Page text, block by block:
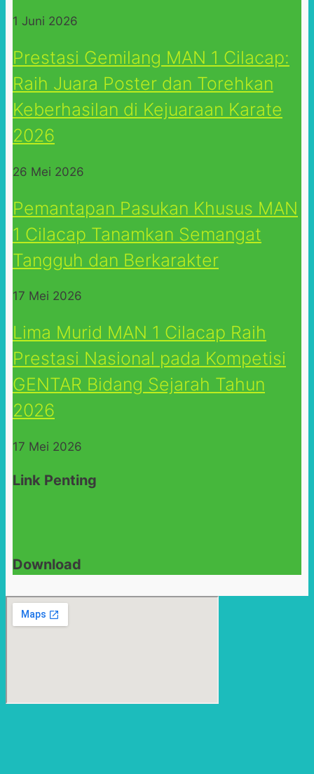
1 Juni 2026
Prestasi Gemilang MAN 1 Cilacap:
Raih Juara Poster dan Torehkan
Keberhasilan di Kejuaraan Karate
2026
26 Mei 2026
Pemantapan Pasukan Khusus MAN
1 Cilacap Tanamkan Semangat
Tangguh dan Berkarakter
17 Mei 2026
Lima Murid MAN 1 Cilacap Raih
Prestasi Nasional pada Kompetisi
GENTAR Bidang Sejarah Tahun
2026
17 Mei 2026
Link Penting
Download